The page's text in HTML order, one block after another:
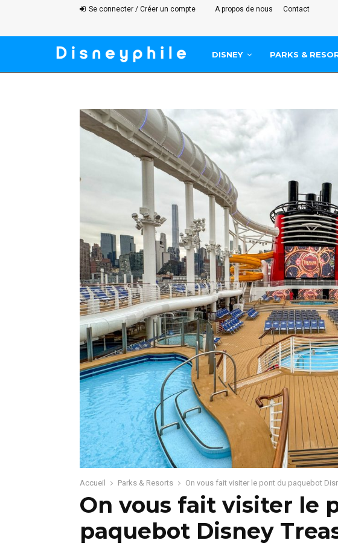
Se connecter / Créer un compte A propos de nous Contact
DISNEY PARKS &
Accueil Parks & Resorts On vous fait visiter le pont du paquebot
On vous fait visiter le
paquebot Disney